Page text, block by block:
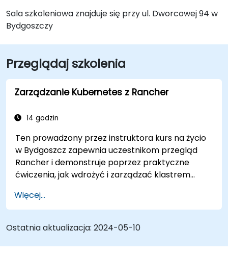
Sala szkoleniowa znajduje się przy ul. Dworcowej 94 w
Bydgoszczy
Przeglądaj szkolenia
Zarządzanie Kubernetes z Rancher
14 godzin
Ten prowadzony przez instruktora kurs na życio
w Bydgoszcz zapewnia uczestnikom przegląd
Rancher i demonstruje poprzez praktyczne
ćwiczenia, jak wdrożyć i zarządzać klastrem
Więcej...
Ostatnia aktualizacja: 2024-05-10